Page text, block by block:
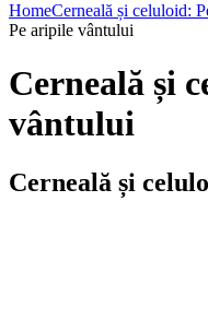
HomeCerneală și celuloid:
Pe aripile vântului
Cerneală și
vântului
Cerneală și